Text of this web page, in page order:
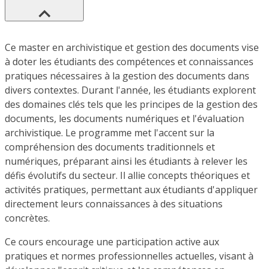
Ce master en archivistique et gestion des documents vise
à doter les étudiants des compétences et connaissances
pratiques nécessaires à la gestion des documents dans
divers contextes. Durant l'année, les étudiants explorent
des domaines clés tels que les principes de la gestion des
documents, les documents numériques et l'évaluation
archivistique. Le programme met l'accent sur la
compréhension des documents traditionnels et
numériques, préparant ainsi les étudiants à relever les
défis évolutifs du secteur. Il allie concepts théoriques et
activités pratiques, permettant aux étudiants d'appliquer
directement leurs connaissances à des situations
concrètes.
Ce cours encourage une participation active aux
pratiques et normes professionnelles actuelles, visant à